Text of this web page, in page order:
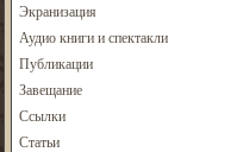
Экранизация
Аудио книги и спектакли
Публикации
Завещание
Ссылки
Статьи